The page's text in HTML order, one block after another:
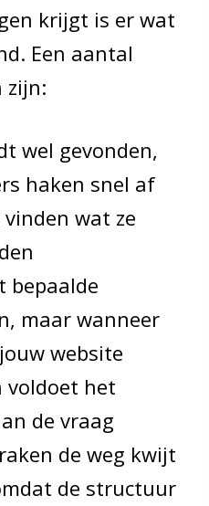
krijgt is er wat
Een aantal
zijn:
wel gevonden,
haken snel af
wat ze
bepaalde
maar wanneer
website
voldoet het
de vraag
de weg kwijt
de structuur